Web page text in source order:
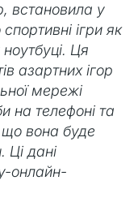
встановила у
ігри як
Ця
азартних ігор
мережі
на телефоні та
що вона буде
Ці дані
онлайн-